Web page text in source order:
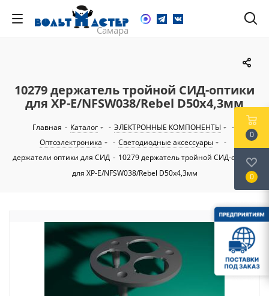
10279 держатель тройной СИД-оптики
для XP-E/NFSW038/Rebel D50х4,3мм
Главная - Каталог - ЭЛЕКТРОННЫЕ КОМПОНЕНТЫ
-
Оптоэлектроника
- Светодиодные аксессуары
-
держатели оптики для СИД - 10279 держатель тройной СИД-оптики
для XP-E/NFSW038/Rebel D50х4,3мм
0
0